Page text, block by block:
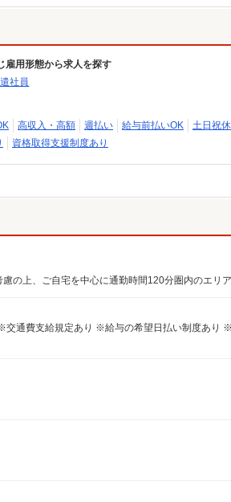
雇用形態から求人を探す
社員
高収入・高額 週払い 給与前払いOK
土日祝
資格取得支援制度あり